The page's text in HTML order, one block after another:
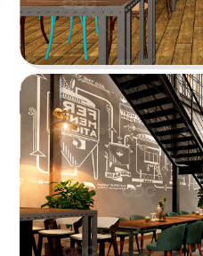
HẢI SẢN
Đội ngũ thiết kế QDC
đặc trưng phong cách
thanh lịch, sang